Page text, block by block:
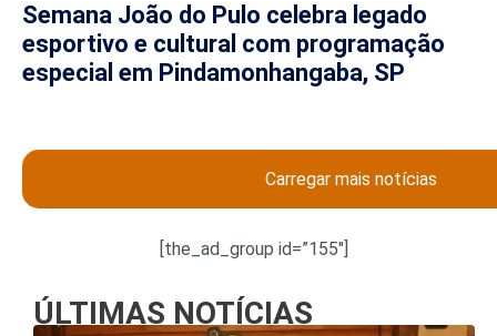
Semana João do Pulo celebra legado
esportivo e cultural com programação
especial em Pindamonhangaba, SP
Carregar mais notícias
[the_ad_group id=”155″]
ÚLTIMAS NOTÍCIAS